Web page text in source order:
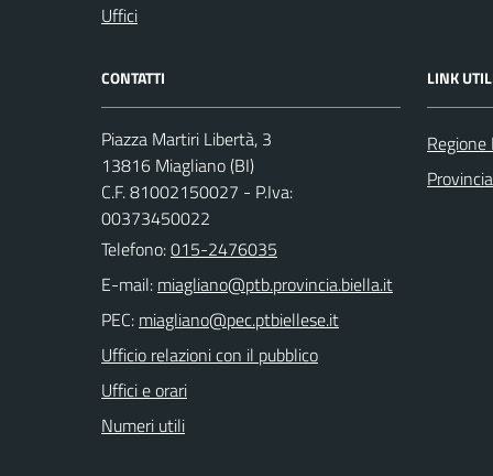
Uffici
CONTATTI
Piazza Martiri Libertà, 3
13816 Miagliano (BI)
C.F. 81002150027 - P.Iva:
00373450022
Telefono:015-2476035
E-mail:
PEC:
Ufficio relazioni con il pubblico
Uffici e orari
Numeri utili
LINK